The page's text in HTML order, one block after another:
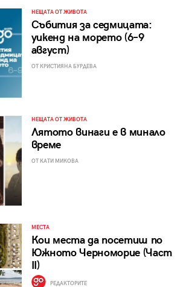
НЕЩАТА ОТ ЖИВОТА
Събития за седмицата:
уикенд на морето (6–9
август)
ОТ КРИСТИЯНА БУРДЕВА
НЕЩАТА ОТ ЖИВОТА
Лятото винаги е в минало
време
ОТ КАТИ МИКОВА
МЕСТА
Кои места да посетиш по
Южното Черноморие (Част
II)
РЕДАКТОРИТЕ